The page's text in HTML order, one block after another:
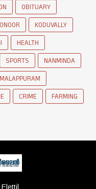
OBITUARY
KODUVALLY
HEALTH
SPORTS
NANMINDA
MALAPPURAM
CRIME
FARMING